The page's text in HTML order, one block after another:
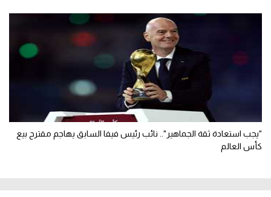
"يجب استعادة ثقة الجماهير".. نائب رئيس فيفا السابق يهاجم مقترح بيع
كأس العالم